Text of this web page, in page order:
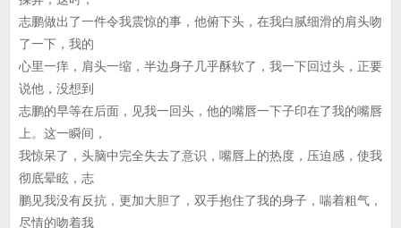
志鹏做出了一件令我震惊的事，他俯下头，在我白腻细滑的肩头吻
了一下，我的
心里一痒，肩头一缩，半边身子几乎酥软了，我一下回过头，正要
说他，没想到
志鹏的早等在后面，见我一回头，他的嘴唇一下子印在了我的嘴唇
上。这一瞬间，
我惊呆了，头脑中完全失去了意识，嘴唇上的热度，压迫感，使我
彻底晕眩，志
鹏见我没有反抗，更加大胆了，双手抱住了我的身子，喘着粗气，
尽情的吻着我